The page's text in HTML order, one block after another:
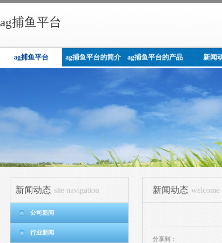
ag捕鱼平台
ag捕鱼平台 ag捕鱼平台的简介 ag捕鱼平台的产品 新闻
新闻动态 site navigation
公司新闻
行业新闻
新闻动态 welcome
分享到：